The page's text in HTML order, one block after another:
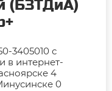
(БЗТДиА)
3405010 с
в интернет-
4
0